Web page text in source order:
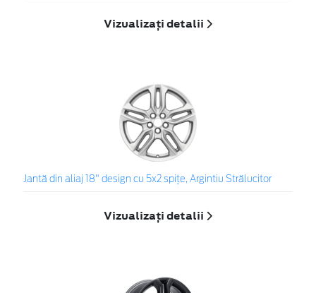
Vizualizați detalii
Jantă din aliaj 18" design cu 5x2 spiţe, Argintiu Strălucitor
Vizualizați detalii